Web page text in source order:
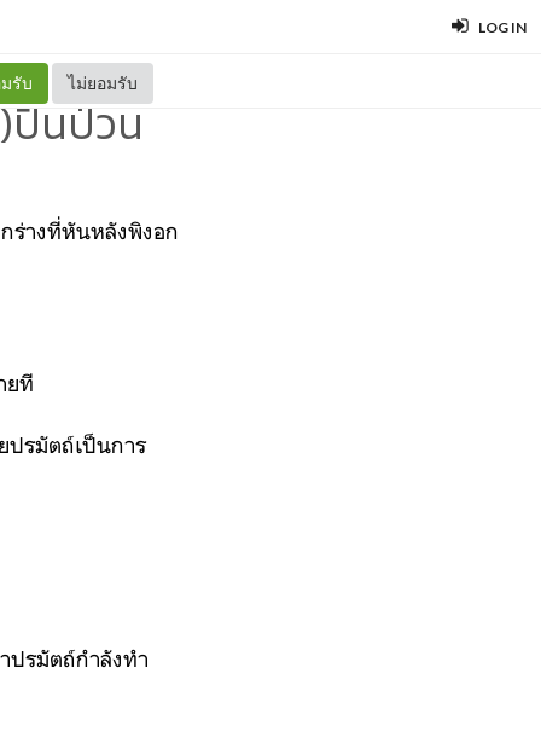
LOG IN
รับ ไม่ยอมรับ
ปั่นป่วน
ร่างที่หันหลังพิงอก
ยที
ปรมัตถ์เป็นการ
ปรมัตถ์กำลังทำ